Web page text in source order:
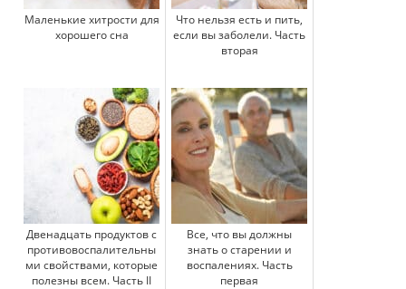
Маленькие хитрости для
хорошего сна
Что нельзя есть и пить,
если вы заболели. Часть
вторая
Двенадцать продуктов с
противовоспалительны
ми свойствами, которые
полезны всем. Часть II
Все, что вы должны
знать о старении и
воспалениях. Часть
первая